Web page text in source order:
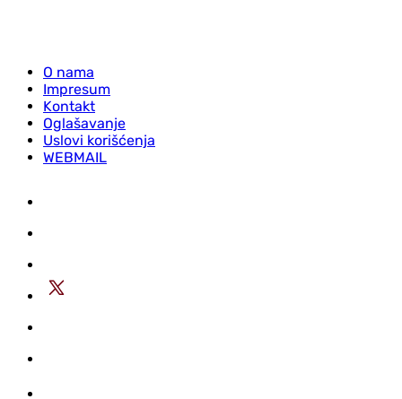
O nama
Impresum
Kontakt
Oglašavanje
Uslovi korišćenja
WEBMAIL